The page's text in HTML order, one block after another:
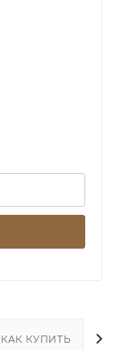
КАК КУПИТЬ